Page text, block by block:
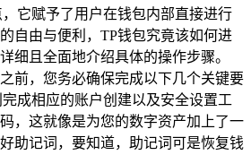
它赋予了用户在钱包内部直接进行
自由与便利，TP钱包究竟该如何进
细且全面地介绍具体的操作步骤。
前，您务必确保完成以下几个关键要
成相应的账户创建以及安全设置工
，这就像是为您的数字资产加上了一
助记词，要知道，助记词可是恢复钱